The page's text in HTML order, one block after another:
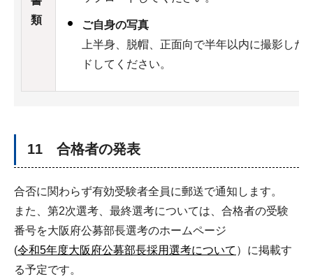
類
ご自身の写真
上半身、脱帽、正面向で半年以内に撮影し
ドしてください。
11 合格者の発表
合否に関わらず有効受験者全員に郵送で通知します。
また、第2次選考、最終選考については、合格者の受験
番号を大阪府公募部長選考のホームページ
(令和5年度大阪府公募部長採用選考について ）に掲載す
る予定です。